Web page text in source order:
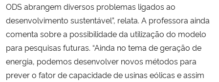
ODS abrangem diversos problemas ligados ao
desenvolvimento sustentável”, relata. A professora ainda
comenta sobre a possibilidade da utilização do modelo
para pesquisas futuras. “Ainda no tema de geração de
energia, podemos desenvolver novos métodos para
prever o fator de capacidade de usinas eólicas e assim